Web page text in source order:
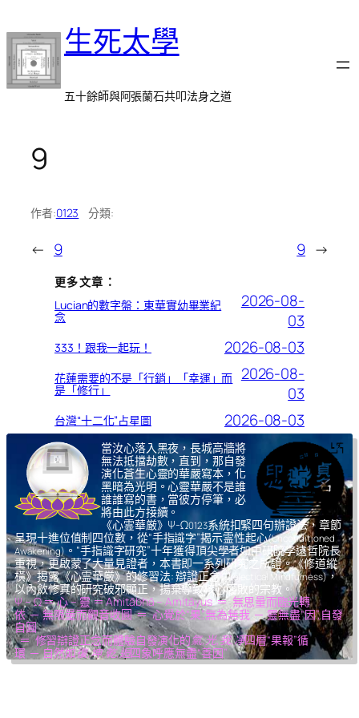
至
主
要
內
生死太學
五十餘師與阿張蘭石共叩法身之道
9
作者:0123 分類:
← 9 9 →
更多文章：
Lucian的數字盤：東華實幼畢業紀
念
2026-08-
03
333！跟我一起玩！ 2026-08-03
花蓮需要的不是「行銷」「幸運」而
是「修行」
2026-08-
03
台灣“十二化”占星圖 2026-08-03
當汝心落入黑夜，長城高牆將
無法抵擋劫數，直到，那自發
演化蒼生心靈的華嚴寫本，化
黑暗為光明。心靈華嚴不是誰
誰誰寫的書，當彼方停筆，必
將由此方接續。
《心霊華厳》Ψ-Ω0123系統扣緊四句辦證法，章節
呈現十進位值制四位數，從“手指識字”揭示霊性起心(Unconditioned
Awakening) 。“手指識字研究”十年獲得頂尖學者如中研院李遠哲院長
重視，更啟蒙了大量見證者，本書即一系列研究之所證。《修道縱
橫》揭露《心霊華厳》的修習法: 辯證正念(Dialectical Mindfulness)，
以內斂修真的研究破邪顯正，揚棄導致核心腐敗的宗教。
Ψ – Ω ＝ 心 – 靈 ＝ Amitābhā – Amitāyus ＝ 無思量而臨光轉
依 ─ 無限量而觀音收圓 ＝ 心覺於“果”,無為無我 ─ 靈無盡“因”,自發
自圓
＝ 修習辯證正念而體驗自發演化的氣,光,我,凈四層“果報”循
環 ─ 自然如復,坤,乾,逅四象呼應無盡“善因”